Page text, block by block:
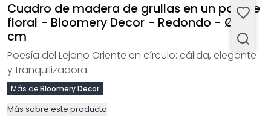
Cuadro de madera de grullas en un paisaje
floral - Bloomery Decor - Redondo - Ø 45
cm
Poesía del Lejano Oriente en círculo: cálida, elegante
y tranquilizadora.
Más deBloomery Decor
Más sobre este producto